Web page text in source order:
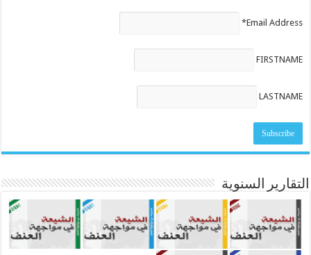
Email Address*
FIRSTNAME
LASTNAME
التقارير السنوية